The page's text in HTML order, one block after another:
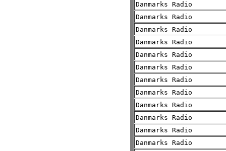
Danmarks Radio
Danmarks Radio
Danmarks Radio
Danmarks Radio
Danmarks Radio
Danmarks Radio
Danmarks Radio
Danmarks Radio
Danmarks Radio
Danmarks Radio
Danmarks Radio
Danmarks Radio